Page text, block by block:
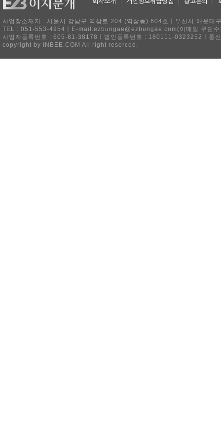
사업장소재지 : 서울시 강남구 역삼로 204 (역삼동) 604호ㅣ부산시 해운
TEL : 051-553-4954ㅣE-mail:ezbungae@ezbungae.com(이메일 무단수
사업자등록번호 : 605-81-38178ㅣ법인등록번호 : 180111-0323252ㅣ통
copyright by INBEE.COM All right reserced.